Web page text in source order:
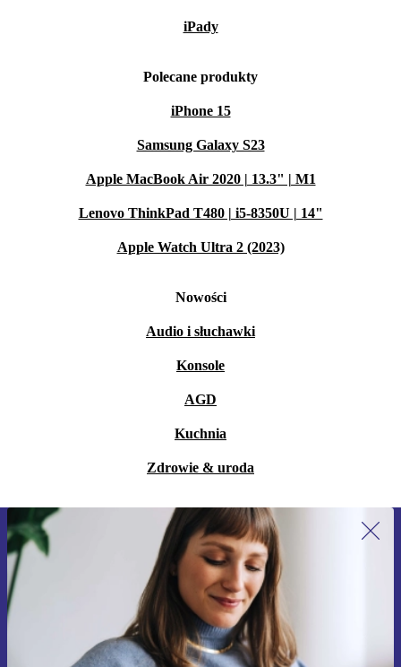
iPady
Polecane produkty
iPhone 15
Samsung Galaxy S23
Apple MacBook Air 2020 | 13.3" | M1
Lenovo ThinkPad T480 | i5-8350U | 14"
Apple Watch Ultra 2 (2023)
Nowości
Audio i słuchawki
Konsole
AGD
Kuchnia
Zdrowie & uroda
Zapisz się na nasz newsletter!
Nie przegap żadnej oferty.